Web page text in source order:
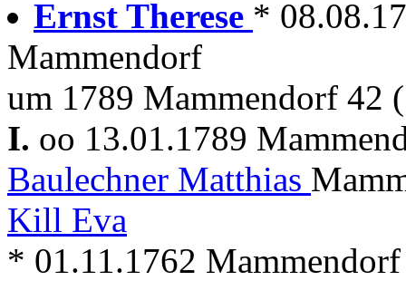
Ernst Therese *
Mammendorf
um 1789 Mammendorf 42
I. oo 13.01.1789
Baulechner Matthias
Kill Eva
* 01.11.1762